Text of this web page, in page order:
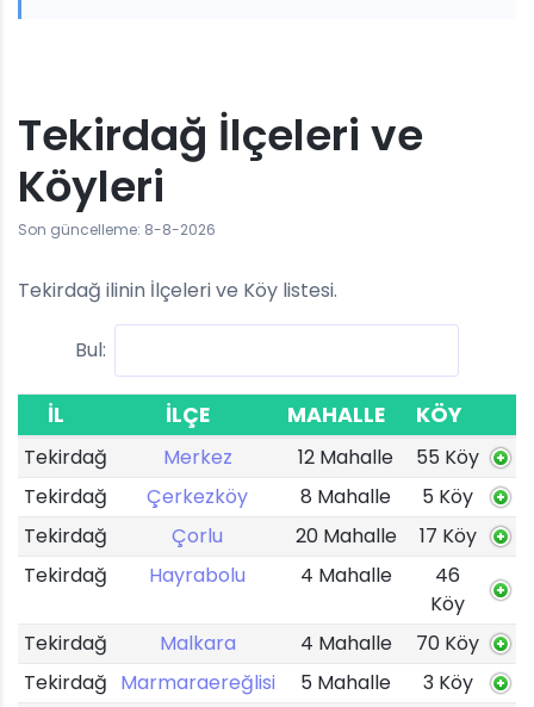
Tekirdağ İlçeleri ve
Köyleri
Son güncelleme: 8-8-2026
Tekirdağ ilinin İlçeleri ve Köy listesi.
Bul:
İL İLÇE MAHALLE KÖY
Tekirdağ Merkez 12 Mahalle
55 Köy
Tekirdağ
Çerkezköy 8 Mahalle
5 Köy
Tekirdağ
Çorlu 20 Mahalle
17 Köy
Tekirdağ
Hayrabolu 4 Mahalle
46
Köy
Tekirdağ
Malkara 4 Mahalle
70 Köy
Tekirdağ Marmaraereğlisi 5 Mahalle
3 Köy